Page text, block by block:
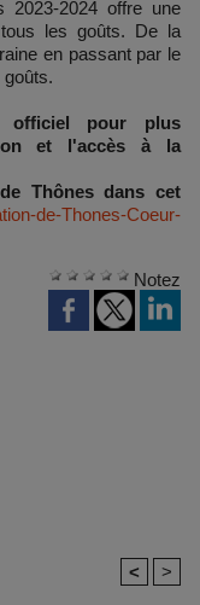
2023-2024 offre une
les goûts. De la
en passant par le
goûts.
pour plus
et l'accès à la
Thônes dans cet
de-Thones-Coeur-
Notez
< >